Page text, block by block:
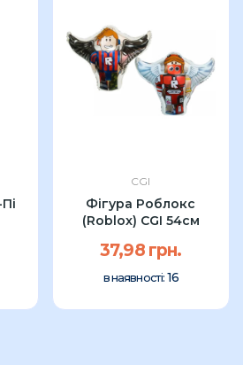
CGI
Фігура Роблoкс
(Roblox) CGI 54см
37,98 грн.
в наявності: 16